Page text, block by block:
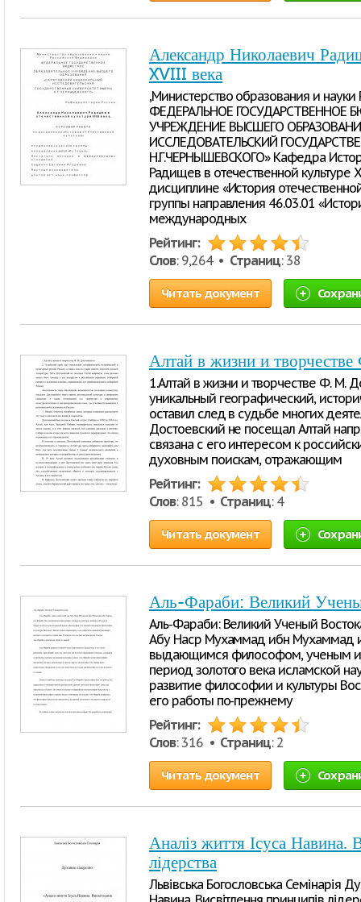
Александр Николаевич
XVIII века
,Министерство образования и
ФЕДЕРАЛЬНОЕ ГОСУДАРСТВЕННОЕ
УЧРЕЖДЕНИЕ ВЫСШЕГО
ИССЛЕДОВАТЕЛЬСКИЙ
Н.Г.ЧЕРНЫШЕВСКОГО» Кафедра
Радищев в отечественной культуре
дисциплине «История
группы направления 46.03.01
международных
Рейтинг:
Слов: 9,264 • Страниц: 38
Читать документ
Алтай в жизни и
1.Алтай в жизни и творчестве Ф. М.
уникальный географический,
оставил след в судьбе многих
Достоевский не посещал Алтай
связана с его интересом к
духовным поискам, отражающим
Рейтинг:
Слов: 815 • Страниц: 4
Читать документ
Аль-Фараби: Великий
Аль-Фараби: Великий Ученый
Абу Наср Мухаммад ибн Мухаммад
выдающимся философом, ученым и
период золотого века исламской
развитие философии и культуры
его работы по-прежнему
Рейтинг:
Слов: 316 • Страниц: 2
Читать документ
Аналіз життя Ісуса Навина.
лідерства
Львівська Богословська Семінарія